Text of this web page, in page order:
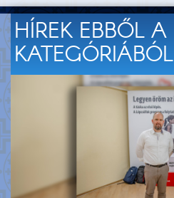
HÍREK EBBŐL A
KATEGÓRIÁBÓL